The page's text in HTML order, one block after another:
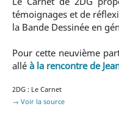
témoignages et de
la Bande Dessinée en
Pour cette neuvième
allé à la rencontre de
2DG : Le Carnet
→ Voir la source